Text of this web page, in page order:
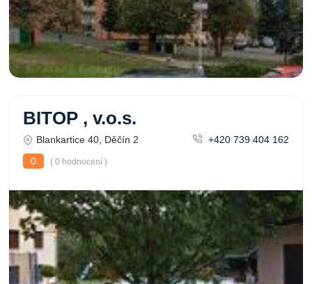
BITOP , v.o.s.
Blankartice 40, Děčín 2
+420 739 404 162
0
( 0 hodnocení )